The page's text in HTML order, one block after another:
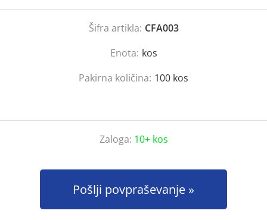
Šifra artikla: CFA003
Enota: kos
Pakirna količina: 100 kos
Zaloga: 10+ kos
Pošlji povpraševanje